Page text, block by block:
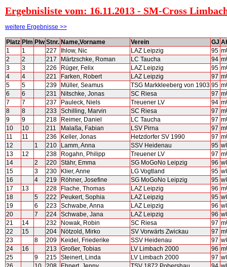
Ergebnisliste vom: 16.11.2013 - SM-Cross
weitere Ergebnisse >>
Platz Plm Plw Stnr. Name,Vorname Verein GJ
1
1 227 Ihlow, Nic LAZ Leipzig 95
2
2 217 Märtzschke, Roman LC Taucha 94
3
3 226 Rüger, Felix LAZ Leipzig 95
4
4 221 Farken, Robert LAZ Leipzig 97
5
5 239 Müller, Seamus TSG Markkleeberg von 1903 95
6
6 231 Nitschke, Jonas SC Riesa 97
7
7 237 Pauleck, Niels Treuener LV 94
8
8 233 Schilling, Marvin SC Riesa 97
9
9 218 Reimer, Daniel LC Taucha 97
10
10 211 Malaßa, Fabian LSV Pirna 97
11
11 236 Keller, Jonas Hetzdorfer SV 1990 97
12
1 210 Lamm, Anna SSV Heidenau 95
13
12 238 Rogahn, Philipp Treuener LV 97
14
2 220 Stähr, Emma SG MoGoNo Leipzig 96
15
3 230 Klier, Anne LG Vogtland 95
16
4 219 Röhner, Josefine SG MoGoNo Leipzig 95
17
13 228 Flache, Thomas LAZ Leipzig 96
18
5 222 Peukert, Sophia LAZ Leipzig 95
19
6 223 Schwabe, Anna LAZ Leipzig 96
20
7 224 Schwabe, Jana LAZ Leipzig 96
21
14 232 Nowak, Robin SC Riesa 97
22
15 204 Nötzold, Mirko SV Vorwärts Zwickau 97
23
8 209 Keidel, Friederike SSV Heidenau 97
24
16 213 Großer, Tobias LV Limbach 2000 96
25
9 215 Steinert, Linda LV Limbach 2000 97